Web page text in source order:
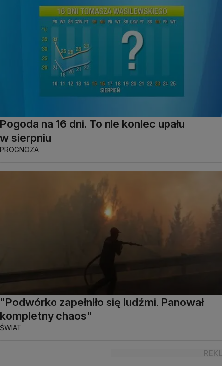
Pogoda na 16 dni. To nie koniec upału
w sierpniu
PROGNOZA
"Podwórko zapełniło się ludźmi. Panował
kompletny chaos"
ŚWIAT